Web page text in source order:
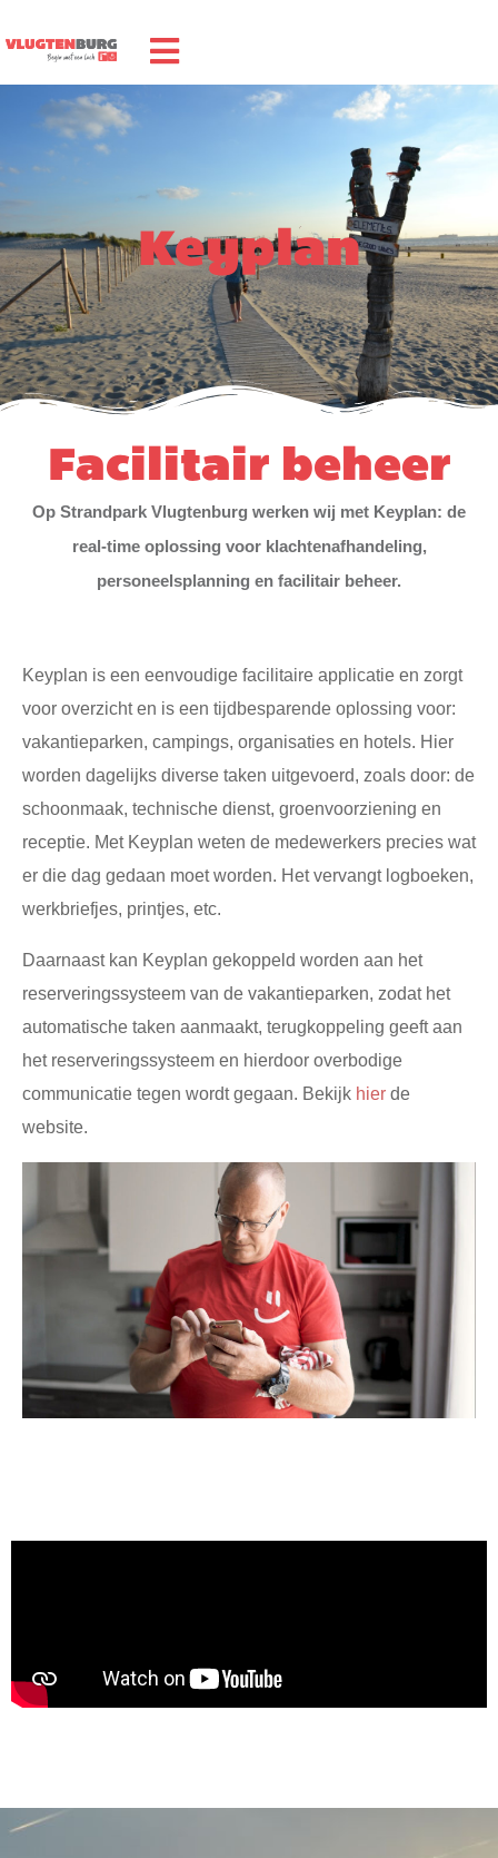
Keyplan
Facilitair beheer
Op Strandpark Vlugtenburg werken wij met Keyplan: de
real-time oplossing voor klachtenafhandeling,
personeelsplanning en facilitair beheer.
Keyplan is een eenvoudige facilitaire applicatie en zorgt
voor overzicht en is een tijdbesparende oplossing voor:
vakantieparken, campings, organisaties en hotels. Hier
worden dagelijks diverse taken uitgevoerd, zoals door: de
schoonmaak, technische dienst, groenvoorziening en
receptie. Met Keyplan weten de medewerkers precies wat
er die dag gedaan moet worden. Het vervangt logboeken,
werkbriefjes, printjes, etc.
Daarnaast kan Keyplan gekoppeld worden aan het
reserveringssysteem van de vakantieparken, zodat het
automatische taken aanmaakt, terugkoppeling geeft aan
het reserveringssysteem en hierdoor overbodige
communicatie tegen wordt gegaan. Bekijk hier de
website.